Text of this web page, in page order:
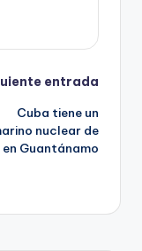
entrada
Cuba tiene un
nuclear de
en Guantánamo